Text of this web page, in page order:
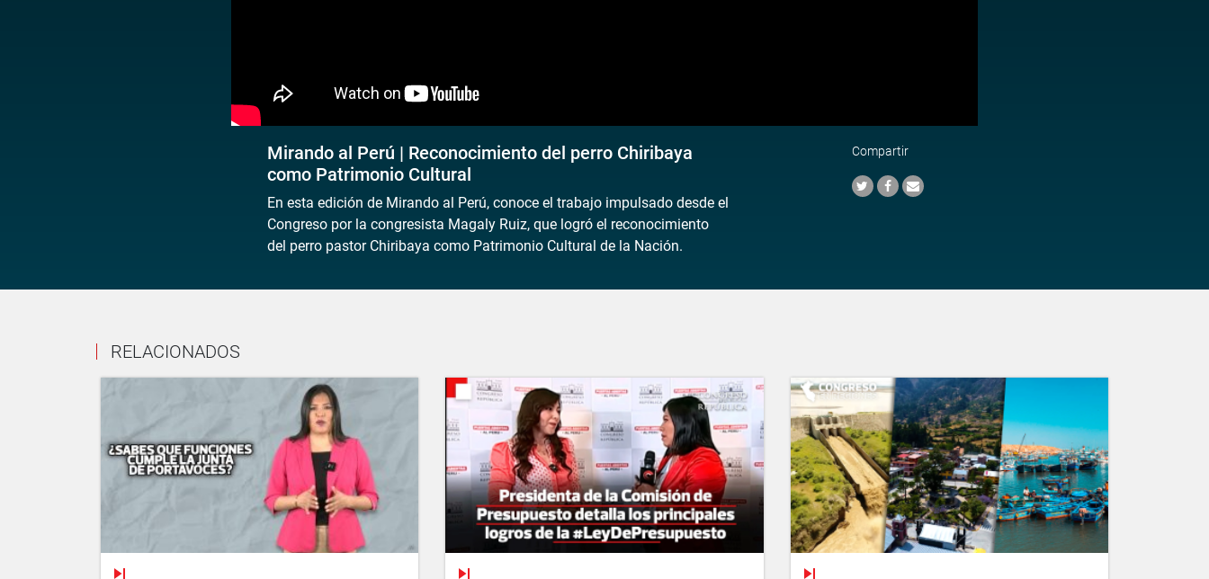
Mirando al Perú | Reconocimiento del perro Chiribaya
como Patrimonio Cultural
En esta edición de Mirando al Perú, conoce el trabajo impulsado desde el
Congreso por la congresista Magaly Ruiz, que logró el reconocimiento
del perro pastor Chiribaya como Patrimonio Cultural de la Nación.
Compartir
RELACIONADOS